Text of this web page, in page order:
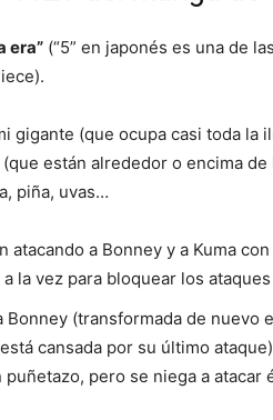
era” (“5” en japonés es una de
gigante (que ocupa casi toda la
están alrededor o encima
piña, uvas…
atacando a Bonney y a Kuma
la vez para bloquear los
(transformada de nuevo
cansada por su último
pero se niega a atacar